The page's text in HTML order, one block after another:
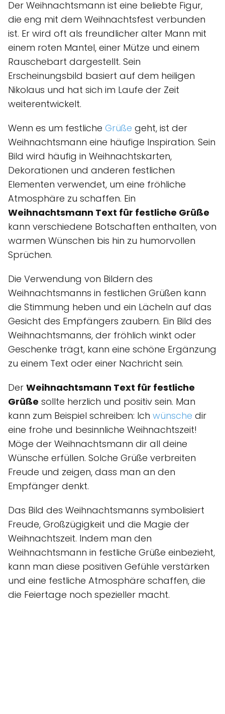
Der Weihnachtsmann ist eine beliebte Figur,
die eng mit dem Weihnachtsfest verbunden
ist. Er wird oft als freundlicher alter Mann mit
einem roten Mantel, einer Mütze und einem
Rauschebart dargestellt. Sein
Erscheinungsbild basiert auf dem heiligen
Nikolaus und hat sich im Laufe der Zeit
weiterentwickelt.
Wenn es um festliche Grüße geht, ist der
Weihnachtsmann eine häufige Inspiration. Sein
Bild wird häufig in Weihnachtskarten,
Dekorationen und anderen festlichen
Elementen verwendet, um eine fröhliche
Atmosphäre zu schaffen. Ein
Weihnachtsmann Text für festliche Grüße
kann verschiedene Botschaften enthalten, von
warmen Wünschen bis hin zu humorvollen
Sprüchen.
Die Verwendung von Bildern des
Weihnachtsmanns in festlichen Grüßen kann
die Stimmung heben und ein Lächeln auf das
Gesicht des Empfängers zaubern. Ein Bild des
Weihnachtsmanns, der fröhlich winkt oder
Geschenke trägt, kann eine schöne Ergänzung
zu einem Text oder einer Nachricht sein.
Der Weihnachtsmann Text für festliche
Grüße sollte herzlich und positiv sein. Man
kann zum Beispiel schreiben: Ich wünsche dir
eine frohe und besinnliche Weihnachtszeit!
Möge der Weihnachtsmann dir all deine
Wünsche erfüllen. Solche Grüße verbreiten
Freude und zeigen, dass man an den
Empfänger denkt.
Das Bild des Weihnachtsmanns symbolisiert
Freude, Großzügigkeit und die Magie der
Weihnachtszeit. Indem man den
Weihnachtsmann in festliche Grüße einbezieht,
kann man diese positiven Gefühle verstärken
und eine festliche Atmosphäre schaffen, die
die Feiertage noch spezieller macht.